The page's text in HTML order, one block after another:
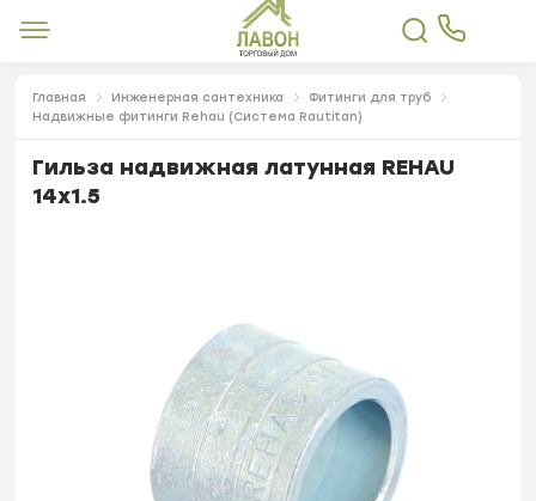
Главная Инженерная сантехника
Фитинги для труб
Надвижные фитинги Rehau (Система Rautitan)
Гильза надвижная латунная REHAU
14х1.5